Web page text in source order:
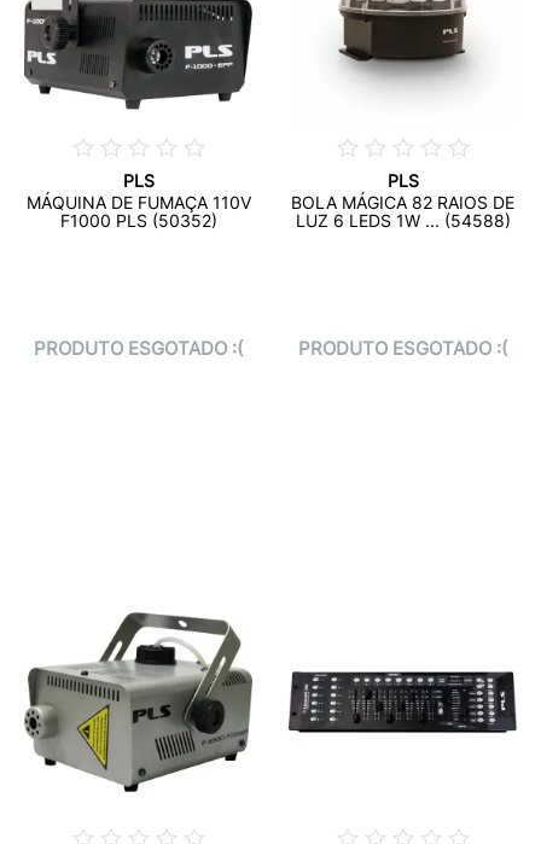
PLS
MÁQUINA DE FUMAÇA 110V
F1000 PLS (50352)
PRODUTO ESGOTADO :(
PLS
BOLA MÁGICA 82 RAIOS DE
LUZ 6 LEDS 1W ... (54588)
PRODUTO ESGOTADO :(